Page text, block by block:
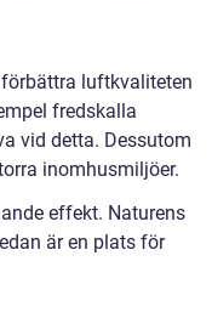
luftkvaliteten
fredskalla
vid detta. Dessutom
inomhusmiljöer.
effekt. Naturens
är en plats för